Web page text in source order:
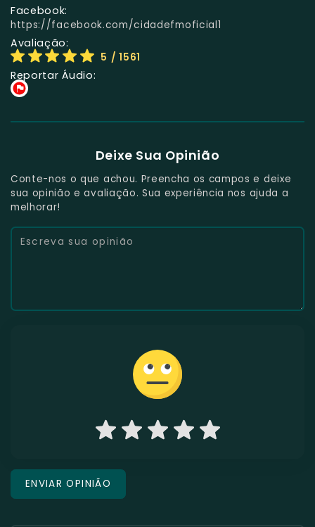
Facebook:
https://facebook.com/cidadefmoficial1
Avaliação:
5 / 1561
Reportar Áudio:
Deixe Sua Opinião
Conte-nos o que achou. Preencha os campos e deixe
sua opinião e avaliação. Sua experiência nos ajuda a
melhorar!